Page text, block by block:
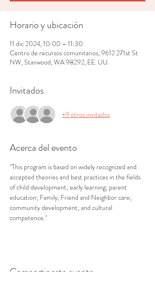
Horario y ubicación
11 dic 2024, 10:00 – 11:30
Centro de recursos comunitarios, 9612 271st St
NW, Stanwood, WA 98292, EE. UU.
Invitados
+9 otros invitados
Acerca del evento
"This program is based on widely recognized and
accepted theories and best practices in the fields
of child development; early learning; parent
education; Family, Friend and Neighbor care;
community development; and cultural
competence."
Compartir este evento